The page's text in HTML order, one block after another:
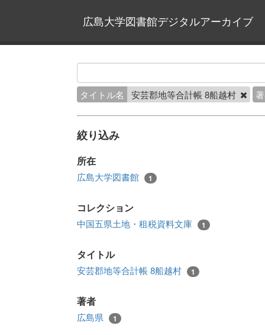
広島大学図書館デジタルアーカイブ
タイトル名 安芸郡地等合計帳 8船越村
絞り込み
所在
広島大学図書館 1
コレクション
中国五県土地・租税資料文庫 1
タイトル
安芸郡地等合計帳 8船越村 1
著者
広島県 1